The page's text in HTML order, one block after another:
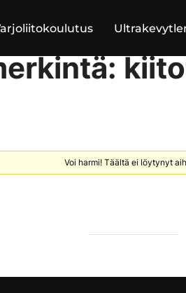
Voi harmi! Täältä ei löytynyt